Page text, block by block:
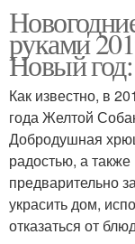
руками
Новый
Как известно, в
года Желтой
Добродушная
радостью, а
предварительно
украсить дом,
отказаться от